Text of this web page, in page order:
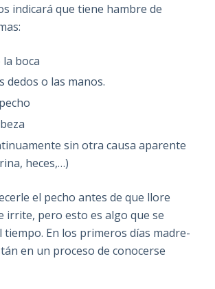
indicará que tiene hambre de
boca
dedos o las manos.
sin otra causa aparente
heces,…)
el pecho antes de que llore
irrite, pero esto es algo que se
tiempo. En los primeros días madre-
en un proceso de conocerse